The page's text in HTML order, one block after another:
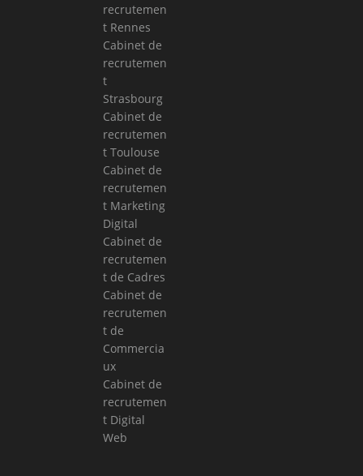
recrutemen
t Rennes
Cabinet de
recrutemen
t
Strasbourg
Cabinet de
recrutemen
t Toulouse
Cabinet de
recrutemen
t Marketing
Digital
Cabinet de
recrutemen
t de Cadres
Cabinet de
recrutemen
t de
Commercia
ux
Cabinet de
recrutemen
t Digital
Web